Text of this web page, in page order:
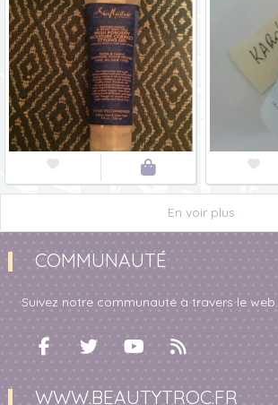
  
En voir plus
COMMUNAUTÉ
Suivez notre communauté à travers le web.
WWW.BEAUTYTROC.FR